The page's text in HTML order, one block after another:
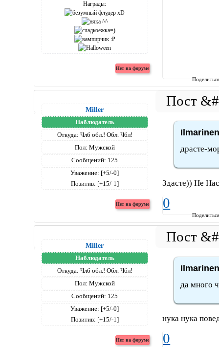
Награды:
Miller
Наблюдатель
Откуда: Члб обл.! Обл. Чбл!
Пол: Мужской
Сообщений: 125
Уважение: [+5/-0]
Позитив: [+15/-1]
драсте-
Здасте)) Не
0
Miller
Наблюдатель
Откуда: Члб обл.! Обл. Чбл!
Пол: Мужской
Сообщений: 125
Уважение: [+5/-0]
Позитив: [+15/-1]
да много
нука нука
0